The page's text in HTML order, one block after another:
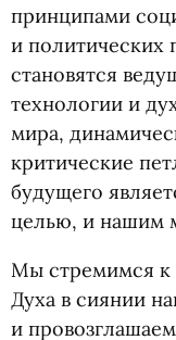
принципами
и политических
становятся
технологии и
мира,
критические
будущего
целью, и нашим
Мы стремимся к
Духа в сиянии
и